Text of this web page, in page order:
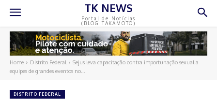
TK NEWS
Portal de Notícias
(BLOG TAKAMOTO)
Home Distrito Federal
Sejus leva capacitação contra importunação sexual a
equipes de grandes eventos no...
DISTRITO FEDERAL